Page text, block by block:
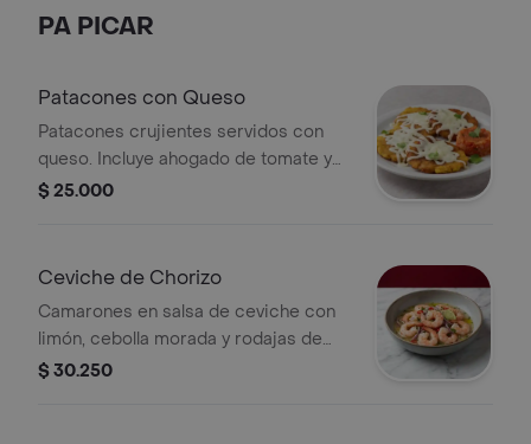
PA PICAR
Patacones con Queso
Patacones crujientes servidos con
queso. Incluye ahogado de tomate y
cebolla.
$ 25.000
Ceviche de Chorizo
Camarones en salsa de ceviche con
limón, cebolla morada y rodajas de
chile.
$ 30.250